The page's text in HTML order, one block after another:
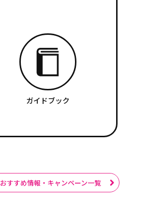
ガイドブック
おすすめ情報・キャンペーン一覧